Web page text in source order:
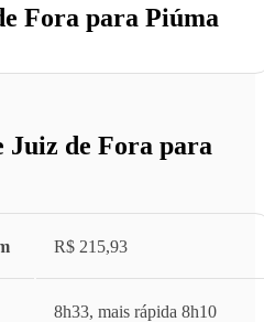
Fora para Piúma
Juiz de Fora para
R$ 215,93
8h33, mais rápida 8h10